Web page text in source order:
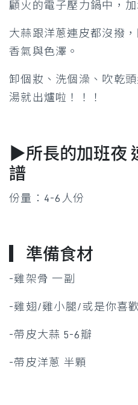
顧火的電子壓力鍋中，加
大蒜跟洋蔥連皮都沒撥
香氣與色澤。
卸個妝、洗個澡、吹乾
湯就出爐啦！！！
▶所長的加班夜
譜
份量：4-6人份
▎準備食材
-雞架骨 一副
-雞翅/雞小腿/或是你喜
-帶皮大蒜 5-6瓣
-帶皮洋蔥 半顆